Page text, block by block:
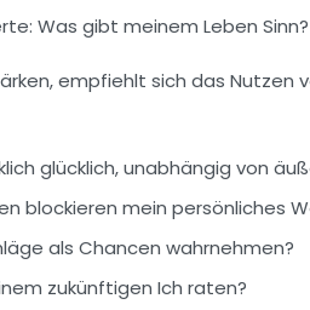
Was gibt meinem Leben
empfiehlt sich das Nutzen
glücklich, unabhängig von
blockieren mein persönliches
als Chancen wahrnehmen?
zukünftigen Ich raten?